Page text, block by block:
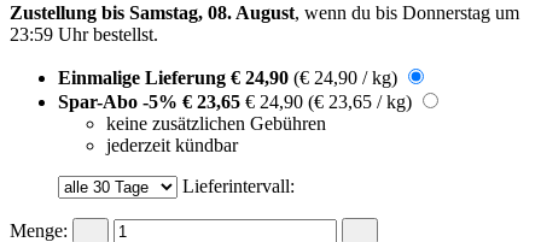
Zustellung bis Samstag, 08. August, wenn du bis Donnerstag um
23:59 Uhrbestellst.
Einmalige Lieferung € 24,90 (€ 24,90 / kg)
Spar-Abo -5% € 23,65 € 24,90 (€ 23,65 / kg)
keine zusätzlichen Gebühren
jederzeit kündbar
Lieferintervall:
Menge: